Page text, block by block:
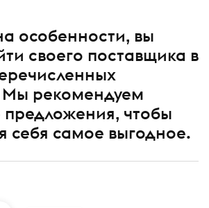
особенности, вы
своего поставщика в
Мы рекомендуем
предложения, чтобы
себя самое выгодное.